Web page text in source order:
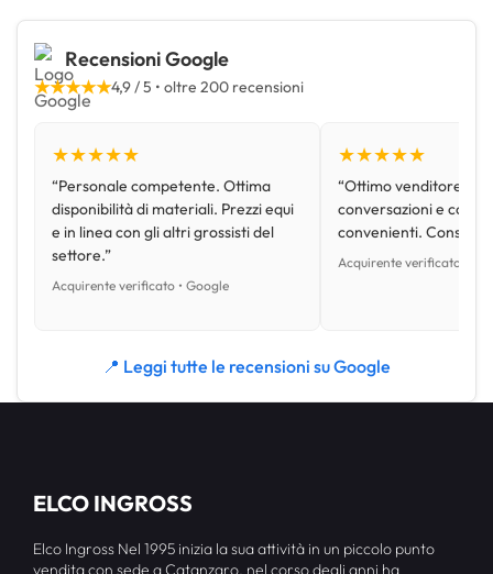
Recensioni Google
★★★★★4,9 / 5 • oltre 200 recensioni
★★★★★
“Personale competente. Ottima
disponibilità di materiali. Prezzi equi
e in linea con gli altri grossisti del
settore.”
Acquirente verificato • Google
★★★★★
“Ottimo venditore,
conversazioni e con
convenienti.
Acquirente verificato •
📍 Leggi tutte le recensioni su Google
ELCO INGROSS
Elco Ingross Nel 1995 inizia la sua attività in un piccolo punto
vendita con sede a Catanzaro, nel corso degli anni ha